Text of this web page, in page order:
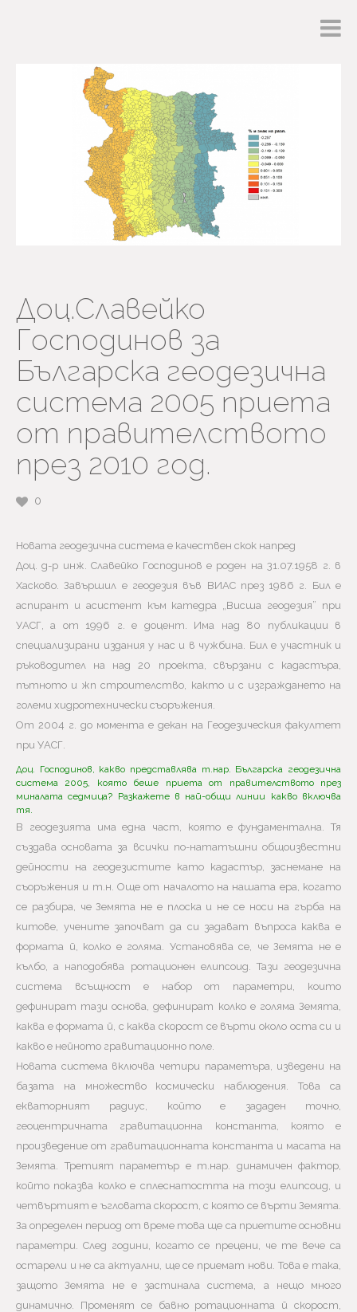
Доц.Славейко
Господинов за
Българска геодезична
система 2005 приета
от правителството
през 2010 год.
0
Новата геодезична система е качествен скок напред
Доц. д-р инж. Славейко Господинов е роден на 31.07.1958 г. в
Хасково. Завършил е геодезия във ВИАС през 1986 г. Бил е
аспирант и асистент към катедра „Висша геодезия” при
УАСГ, а от 1996 г. е доцент. Има над 80 публикации в
специализирани издания у нас и в чужбина. Бил е участник и
ръководител на над 20 проекта, свързани с кадастъра,
пътното и жп строителство, както и с изграждането на
големи хидротехнически съоръжения.
От 2004 г. до момента е декан на Геодезическия факултет
при УАСГ.
Доц. Господинов, какво представлява т.нар. Българска геодезична
система 2005, която беше приета от правителството през
миналата седмица? Разкажете в най-общи линии какво включва
тя.
В геодезията има една част, която е фундаментална. Тя
създава основата за всички по-нататъшни общоизвестни
дейности на геодезистите като кадастър, заснемане на
съоръжения и т.н. Още от началото на нашата ера, когато
се разбира, че Земята не е плоска и не се носи на гърба на
китове, учените започват да си задават въпроса каква е
формата й, колко е голяма. Установява се, че Земята не е
кълбо, а наподобява ротационен елипсоид. Тази геодезична
система всъщност е набор от параметри, които
дефинират тази основа, дефинират колко е голяма Земята,
каква е формата й, с каква скорост се върти около оста си и
какво е нейното гравитационно поле.
Новата система включва четири параметъра, изведени на
базата на множество космически наблюдения. Това са
екваторният радиус, който е зададен точно,
геоцентричната гравитационна константа, която е
произведение от гравитационната константа и масата на
Земята. Третият параметър е т.нар. динамичен фактор,
който показва колко е сплеснатостта на този елипсоид, и
четвъртият е ъгловата скорост, с която се върти Земята.
За определен период от време това ще са приетите основни
параметри. След години, когато се прецени, че те вече са
остарели и не са актуални, ще се приемат нови. Това е така,
защото Земята не е застинала система, а нещо много
динамично. Променят се бавно ротационната й скорост,